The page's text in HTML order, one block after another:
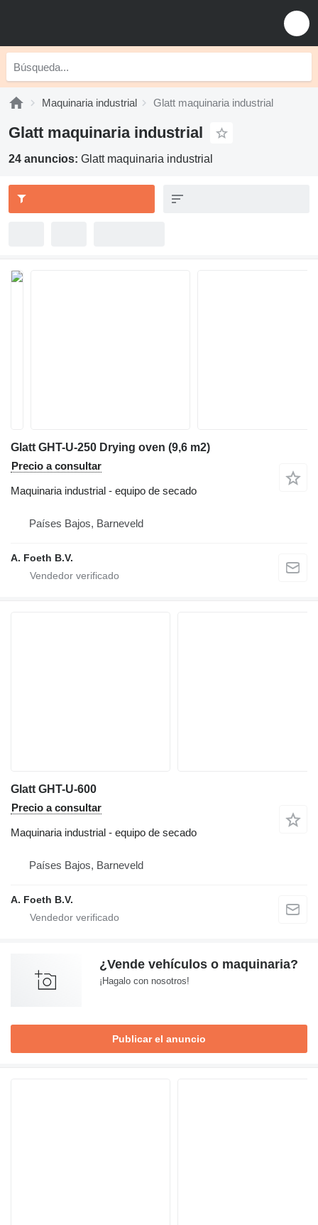
Maquinaria industrial Glatt maquinaria industrial
Glatt maquinaria industrial
24 anuncios: Glatt maquinaria industrial
Glatt GHT-U-250 Drying oven (9,6 m2)
Precio a consultar
Maquinaria industrial - equipo de secado
Países Bajos, Barneveld
A. Foeth B.V.
Glatt GHT-U-600
Precio a consultar
Maquinaria industrial - equipo de secado
Países Bajos, Barneveld
A. Foeth B.V.
¿Vende vehículos o maquinaria?
¡Hagalo con nosotros!
Publicar el anuncio